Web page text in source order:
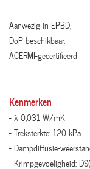
Aanwezig in EPBD,
DoP beschikbaar,
ACERMI-gecertifieerd
Kenmerken
- λ 0,031 W/mK
- Treksterkte: 120 kPa
- Dampdiffusie-
- Krimpgevoeligheid: